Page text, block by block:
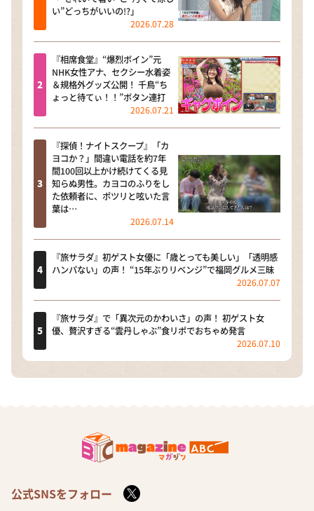
い”どっちがいいの!?」
2026.07.28
『相席食堂』“爆烈ボイン”元
NHK女性アナ、セクシー水着姿
＆規格外グッズ公開！ 千鳥“ち
ょっと待てぃ！！”ボタン連打
2026.07.21
『探偵！ナイトスクープ』「カ
ヨコか？」間違い電話を約7年
間100回以上かけ続けてくる見
知らぬ男性。カヨコのふりをし
た依頼者に、ポツリと呟いた言
葉は…
2026.07.14
『旅サラダ』初ゲスト女優に「歳とっても美しい」「透明感
ハンパない」の声！ “15年ぶりリベンジ”で福岡グルメ三昧
2026.07.07
『旅サラダ』で「異次元のかわいさ」の声！ 初ゲスト女
優、贅沢すぎる“雲丹しゃぶ”食リポでおちゃめ発言
2026.07.10
公式SNSをフォロー